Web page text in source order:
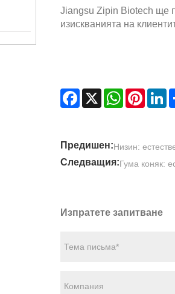
Jiangsu Zipin Biotech ще
изискванията на
Facebook
X WhatsApp
Предишен:Низин:
Следващия:Гума коняк:
Изпратете запитване